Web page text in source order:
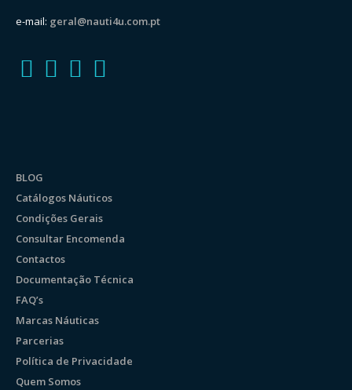
e-mail: geral@nauti4u.com.pt
BLOG
Catálogos Náuticos
Condições Gerais
Consultar Encomenda
Contactos
Documentação Técnica
FAQ’s
Marcas Náuticas
Parcerias
Política de Privacidade
Quem Somos